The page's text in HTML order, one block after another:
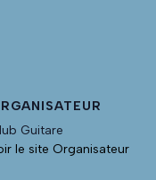
Guitare
le site Organisateur